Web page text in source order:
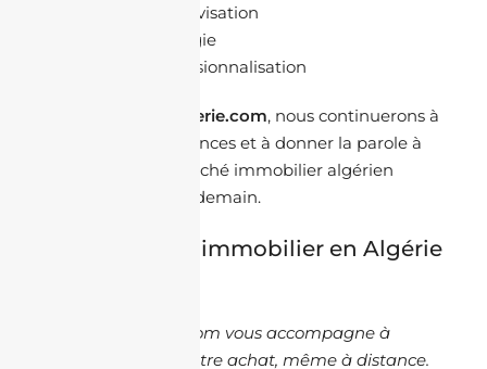
Moins d’improvisation
Plus de stratégie
Plus de professionnalisation
Jacheteenalgerie.com, nous continuerons à
décrypter ces tendances et à donner la parole à
ceux qui font le marché immobilier algérien
d’aujourd’hui et de demain.
🏡 Votre projet immobilier en Algérie
JacheteEnAlgerie.com vous accompagne à
chaque étape de votre achat, même à distance.